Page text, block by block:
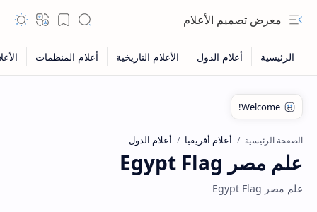
معرض تصميم الأعلام
الصفحة الرئيسية أعلام أفريقيا أعلام الدول
علم مصر Egypt Flag
علم مصر Egypt Flag